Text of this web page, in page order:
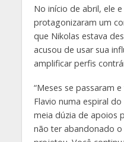
No início de abril, ele
protagonizaram um
que Nikolas estava
acusou de usar sua
amplificar perfis
“Meses se passaram
Flavio numa espiral
meia dúzia de apoios
não ter abandonado